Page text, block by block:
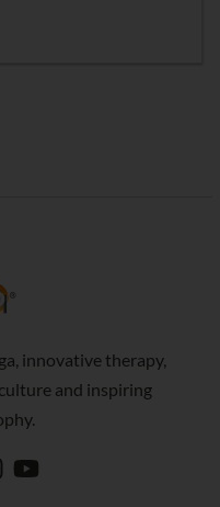
innovative therapy,
and inspiring